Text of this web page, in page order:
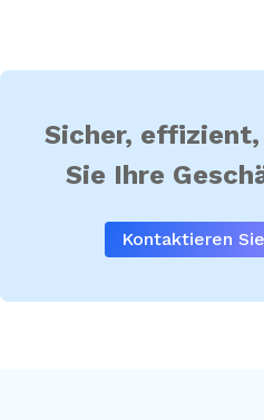
Sicher,
Sie Ihre
Kontaktieren